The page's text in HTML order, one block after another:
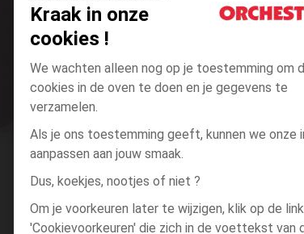
Kraak in onze
cookies !
We wachten alleen nog op je toestemming om
cookies in de oven te doen en je gegevens te
verzamelen.
Als je ons toestemming geeft, kunnen we onze
aanpassen aan jouw smaak.
Dus, koekjes, nootjes of niet ?
Om je voorkeuren later te wijzigen, klik op de link
'Cookievoorkeuren' die zich in de voettekst van
levering